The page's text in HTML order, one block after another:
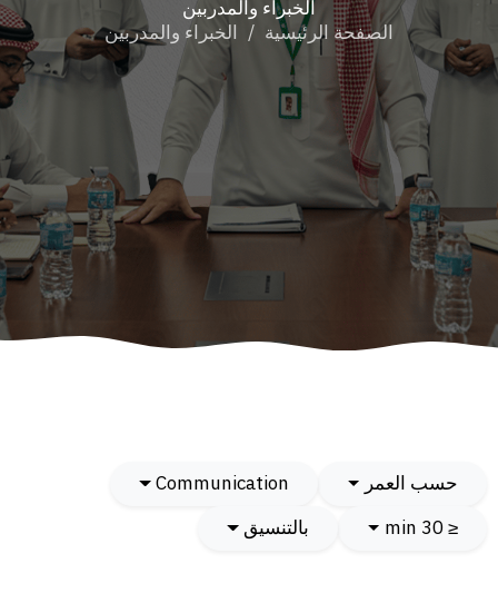
الخبراء والمدربين
الصفحة الرئيسية
الخبراء والمدربين
حسب العمر
Communication
≤ 30 min
بالتنسيق